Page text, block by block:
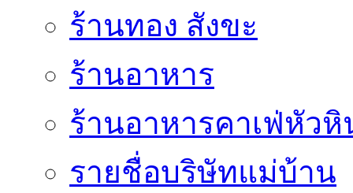
ร้านทอง สังขะ
ร้านอาหาร
ร้านอาหารคาเฟ่หัวหิ
รายชื่อบริษัทแม่บ้าน